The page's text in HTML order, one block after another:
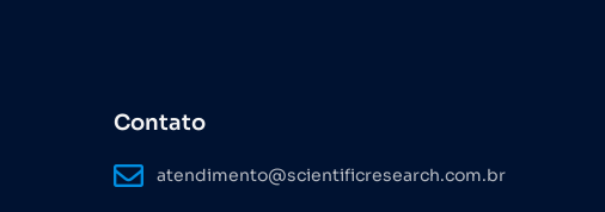
Contato
atendimento@scientificresearch.com.br